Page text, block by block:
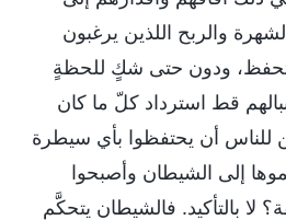
والربح اللذين يرغبون
تحفظ، ودون حتى شكٍ للحظةٍ
قط استرداد كلّ ما كان
أن يحتفظوا بأي سيطرة
إلى الشيطان وأصبحوا
لا بالتأكيد. فالشيطان يتحكَّم